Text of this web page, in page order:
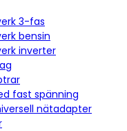
3-fas
bensin
inverter
fast spänning
nätadapter